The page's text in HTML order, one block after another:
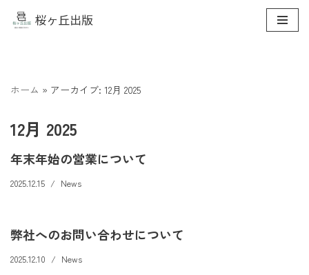
ン
へ
キ
ホーム » アーカイブ: 12月 2025
12月 2025
年末年始の営業について
2025.12.15 News
弊社へのお問い合わせについて
2025.12.10 News